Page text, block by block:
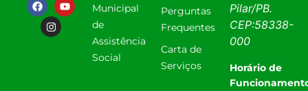
Municipal
de
Assistência
Social
Perguntas
Frequentes
Carta de
Serviços
Pilar/PB.
CEP:58338-
000
Horário de